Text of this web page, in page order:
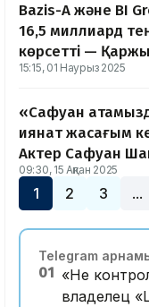
Bazis-A және BI
16,5 миллиард
көрсетті — Қаржы
15:15, 01 Наурыз 2025
«Сафуан
қиянат жасағым
Актер Сафуан
09:30, 15 Ақпан 2025
1 2 3 …
Telegram
01 «Не
владелец